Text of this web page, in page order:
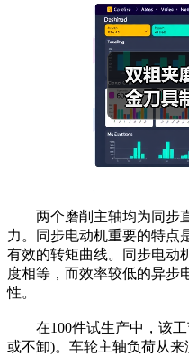
两个磨削主轴均为同步直
力。同步电动机重要的特点
有效的转矩曲线。同步电动
度相等，而效率较低的异步
性。
在100件试生产中，该工
或不卸)。车轮主轴负荷从